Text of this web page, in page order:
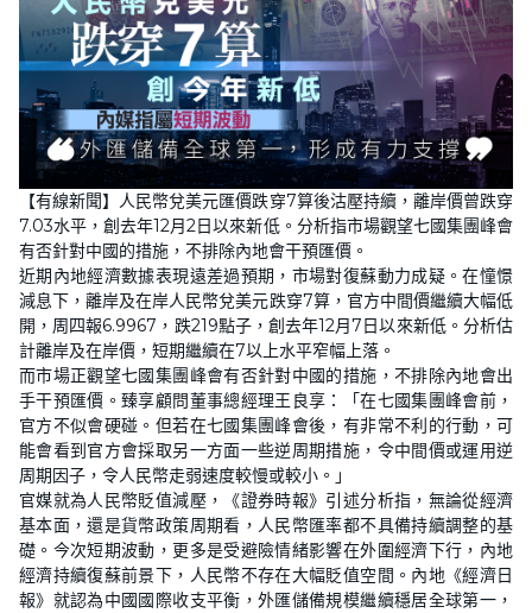
【有線新聞】人民幣兌美元匯價跌穿7算後沽壓持續，離岸價曾跌穿
7.03水平，創去年12月2日以來新低。分析指市場觀望七國集團峰會
有否針對中國的措施，不排除內地會干預匯價。
近期內地經濟數據表現遠差過預期，市場對復蘇動力成疑。在憧憬
減息下，離岸及在岸人民幣兌美元跌穿7算，官方中間價繼續大幅低
開，周四報6.9967，跌219點子，創去年12月7日以來新低。分析估
計離岸及在岸價，短期繼續在7以上水平窄幅上落。
而市場正觀望七國集團峰會有否針對中國的措施，不排除內地會出
手干預匯價。臻享顧問董事總經理王良享：「在七國集團峰會前，
官方不似會硬碰。但若在七國集團峰會後，有非常不利的行動，可
能會看到官方會採取另一方面一些逆周期措施，令中間價或運用逆
周期因子，令人民幣走弱速度較慢或較小。」
官媒就為人民幣貶值減壓，《證券時報》引述分析指，無論從經濟
基本面，還是貨幣政策周期看，人民幣匯率都不具備持續調整的基
礎。今次短期波動，更多是受避險情緒影響在外圍經濟下行，內地
經濟持續復蘇前景下，人民幣不存在大幅貶值空間。內地《經濟日
報》就認為中國國際收支平衡，外匯儲備規模繼續穩居全球第一，